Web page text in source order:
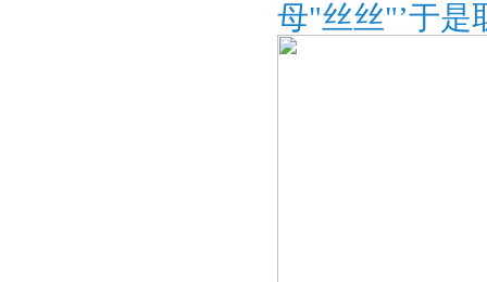
母"丝丝"’于是